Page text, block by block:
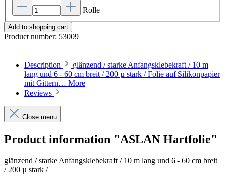
Rolle
Add to shopping cart
Product number: 53009
Description
glänzend / starke Anfangsklebekraft / 10 m
lang und 6 - 60 cm breit / 200 µ stark / Folie auf Silikonpapier
mit Gittern… More
Reviews
Close menu
Product information "ASLAN Hartfolie"
glänzend / starke Anfangsklebekraft / 10 m lang und 6 - 60 cm breit
/ 200 µ stark /